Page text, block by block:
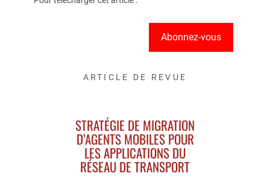
Abonnez-vous
ARTICLE DE REVUE
STRATÉGIE DE MIGRATION
D’AGENTS MOBILES POUR
LES APPLICATIONS DU
RÉSEAU DE TRANSPORT